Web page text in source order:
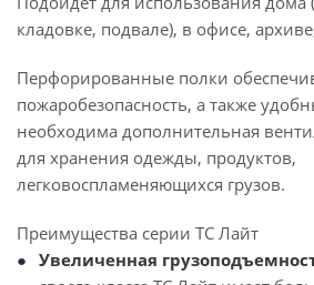
кладовке, подвале), в офисе,
Перфорированные полки
пожаробезопасность, а также
необходима дополнительная
для хранения одежды, продуктов,
легковоспламеняющихся грузов.
Преимущества серии ТС Лайт
Увеличенная